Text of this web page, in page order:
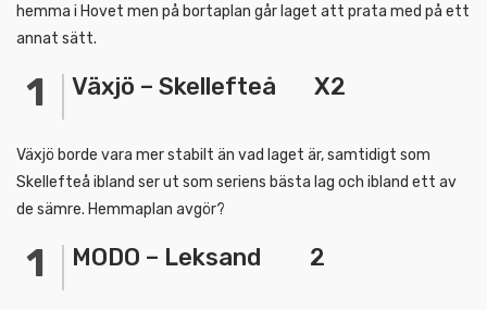
hemma i Hovet men på bortaplan går laget att prata med på ett
annat sätt.
Växjö – Skellefteå X2
Växjö borde vara mer stabilt än vad laget är, samtidigt som
Skellefteå ibland ser ut som seriens bästa lag och ibland ett av
de sämre. Hemmaplan avgör?
MODO – Leksand 2